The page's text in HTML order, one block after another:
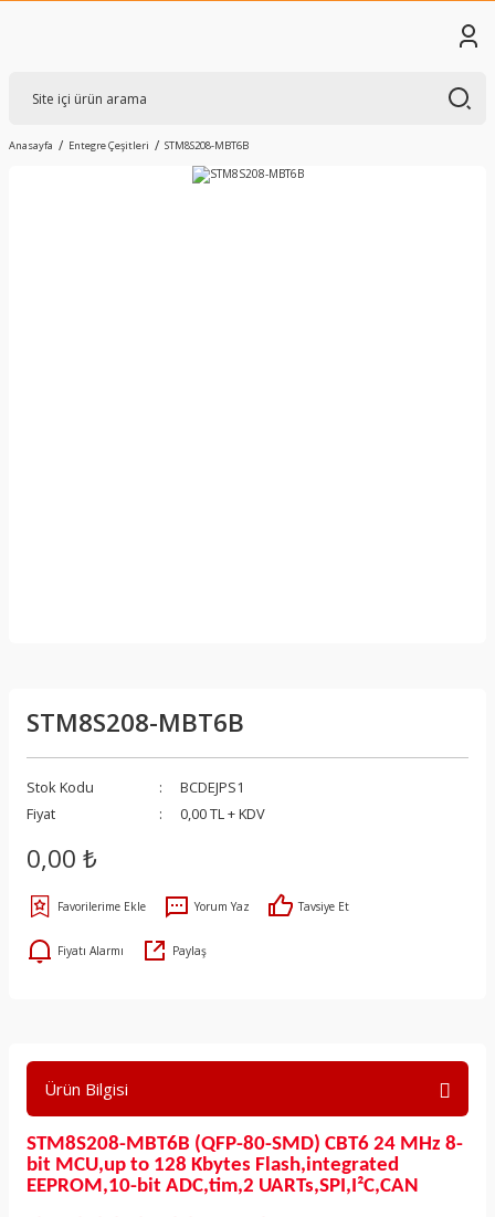
Anasayfa Entegre Çeşitleri STM8S208-MBT6B
STM8S208-MBT6B
Stok Kodu
BCDEJPS1
Fiyat
0,00 TL + KDV
0,00 ₺
Yorum Yaz Tavsiye Et
Fiyatı Alarmı Paylaş
Ürün Bilgisi
STM8S208-MBT6B (QFP-80-SMD) CBT6 24 MHz 8-
bit MCU,up to 128 Kbytes Flash,integrated
EEPROM,10-bit ADC,tim,2 UARTs,SPI,I²C,CAN